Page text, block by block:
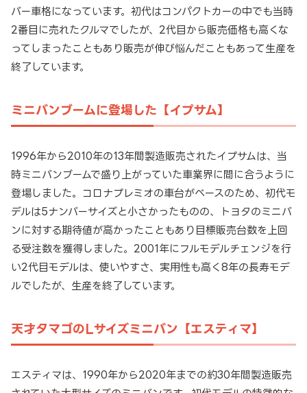
バー車格になっています。初代はコンパクトカーの中でも当時
2番目に売れたクルマでしたが、2代目から販売価格も高くな
ってしまったこともあり販売が伸び悩んだこともあって生産を
終了しています。
ミニバンブームに登場した【イプサム】
1996年から2010年の13年間製造販売されたイプサムは、当
時ミニバンブームで盛り上がっていた車業界に間に合うように
登場しました。コロナプレミオの車台がベースのため、初代モ
デルは5ナンバーサイズと小さかったものの、トヨタのミニバ
ンに対する期待値が高かったこともあり目標販売台数を上回
る受注数を獲得しました。2001年にフルモデルチェンジを行
い2代目モデルは、使いやすさ、実用性も高く8年の長寿モデ
ルでしたが、生産を終了しています。
天才タマゴのLサイズミニバン【エスティマ】
エスティマは、1990年から2020年までの約30年間製造販売